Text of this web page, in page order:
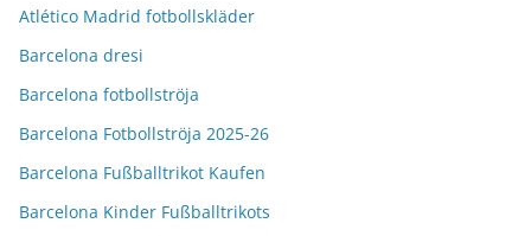
Atlético Madrid fotbollskläder
Barcelona dresi
Barcelona fotbollströja
Barcelona Fotbollströja 2025-26
Barcelona Fußballtrikot Kaufen
Barcelona Kinder Fußballtrikots